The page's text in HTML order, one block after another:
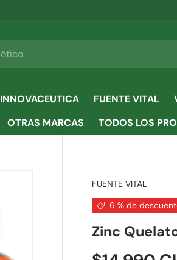
INNOVACEUTICA FUENTE VITAL
OTRAS MARCAS TODOS LOS
FUENTE VITAL
6 % de
Zinc